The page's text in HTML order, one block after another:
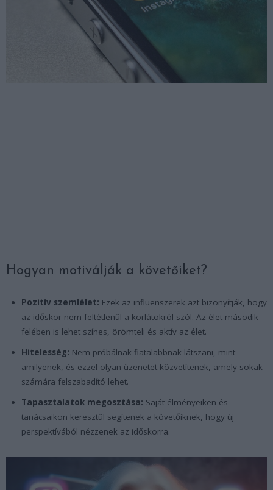
Hogyan motiválják a követőiket?
Pozitív szemlélet: Ezek az influenszerek azt bizonyítják, hogy
az időskor nem feltétlenül a korlátokról szól. Az élet második
felében is lehet színes, örömteli és aktív az élet.
Hitelesség: Nem próbálnak fiatalabbnak látszani, mint
amilyenek, és ezzel olyan üzenetet közvetítenek, amely sokak
számára felszabadító lehet.
Tapasztalatok megosztása: Saját élményeiken és
tanácsaikon keresztül segítenek a követőiknek, hogy új
perspektívából nézzenek az időskorra.